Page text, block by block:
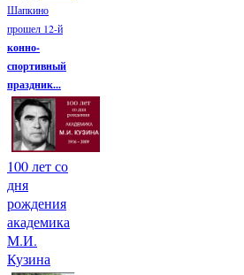
Шапкино
прошел 12-й
конно-
спортивный
праздник...
100 лет со
дня
рождения
академика
М.И.
Кузина